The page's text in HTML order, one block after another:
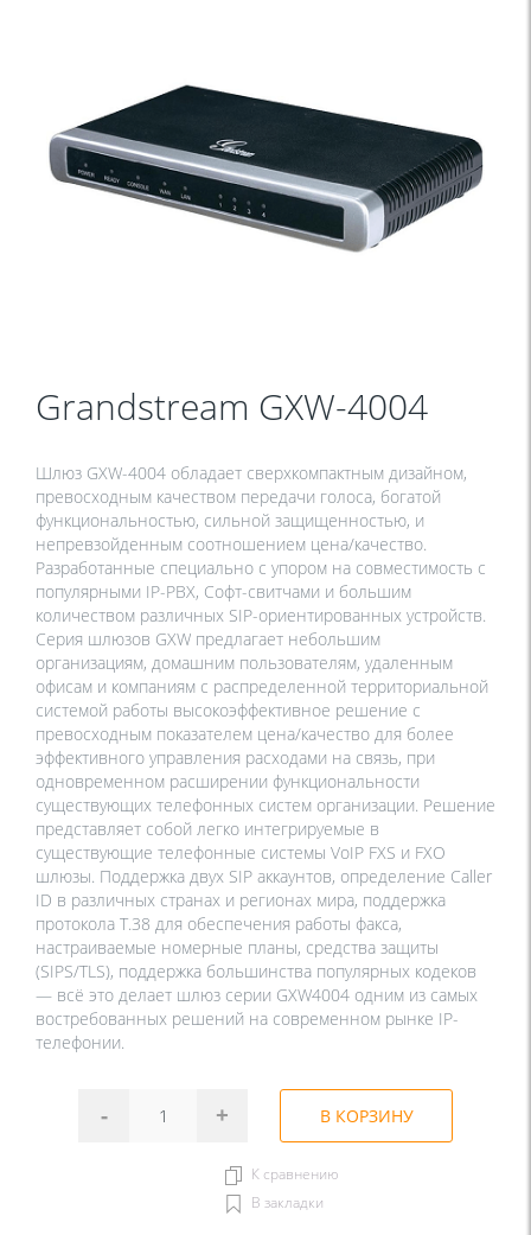
Grandstream GXW-4004
Шлюз GXW-4004 обладает сверхкомпактным дизайном,
превосходным качеством передачи голоса, богатой
функциональностью, сильной защищенностью, и
непревзойденным соотношением цена/качество.
Разработанные специально с упором на совместимость с
популярными IP-PBX, Софт-свитчами и большим
количеством различных SIP-ориентированных устройств.
Серия шлюзов GXW предлагает небольшим
организациям, домашним пользователям, удаленным
офисам и компаниям с распределенной территориальной
системой работы высокоэффективное решение с
превосходным показателем цена/качество для более
эффективного управления расходами на связь, при
одновременном расширении функциональности
существующих телефонных систем организации. Решение
представляет собой легко интегрируемые в
существующие телефонные системы VoIP FXS и FXO
шлюзы. Поддержка двух SIP аккаунтов, определение Caller
ID в различных странах и регионах мира, поддержка
протокола T.38 для обеспечения работы факса,
настраиваемые номерные планы, средства защиты
(SIPS/TLS), поддержка большинства популярных кодеков
— всё это делает шлюз серии GXW4004 одним из самых
востребованных решений на современном рынке IP-
телефонии.
- + В КОРЗИНУ
К сравнению
В закладки